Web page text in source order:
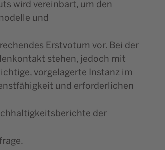
wird vereinbart, um den
und
Erstvotum vor. Bei der
stehen, jedoch mit
vorgelagerte Instanz im
und erforderlichen
der